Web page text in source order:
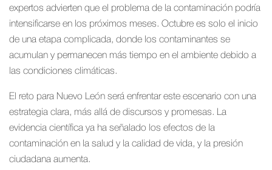
expertos advierten que el problema de la contaminación podría
intensificarse en los próximos meses. Octubre es solo el inicio
de una etapa complicada, donde los contaminantes se
acumulan y permanecen más tiempo en el ambiente debido a
las condiciones climáticas.
El reto para Nuevo León será enfrentar este escenario con una
estrategia clara, más allá de discursos y promesas. La
evidencia científica ya ha señalado los efectos de la
contaminación en la salud y la calidad de vida, y la presión
ciudadana aumenta.